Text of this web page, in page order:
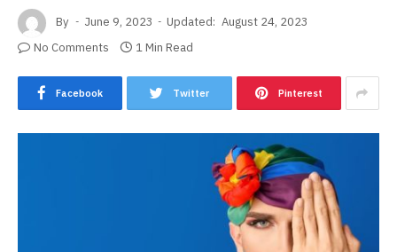
By June 9, 2023 Updated: August 24, 2023
No Comments
1 Min Read
Facebook Twitter Pinterest